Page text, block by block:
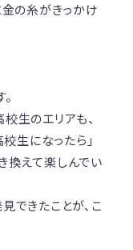
金の糸がきっかけ
生のエリアも、
校生になったら」
換えて楽しんでい
できたことが、こ